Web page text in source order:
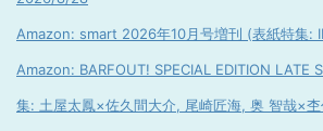
Amazon: smart 2026年10月号増刊 (表紙特集:
Amazon: BARFOUT! SPECIAL EDITION LATE
集: 土屋太鳳×佐久間大介, 尾崎匠海, 奥 智哉×